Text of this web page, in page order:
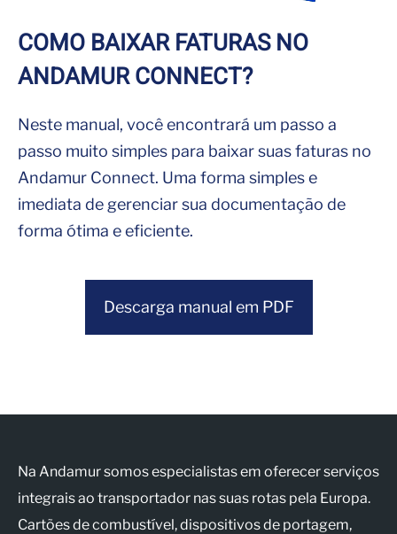
COMO BAIXAR FATURAS NO
ANDAMUR CONNECT?
Neste manual, você encontrará um passo a
passo muito simples para baixar suas faturas no
Andamur Connect. Uma forma simples e
imediata de gerenciar sua documentação de
forma ótima e eficiente.
Descarga manual em PDF
Na Andamur somos especialistas em oferecer serviços
integrais ao transportador nas suas rotas pela Europa.
Cartões de combustível, dispositivos de portagem,